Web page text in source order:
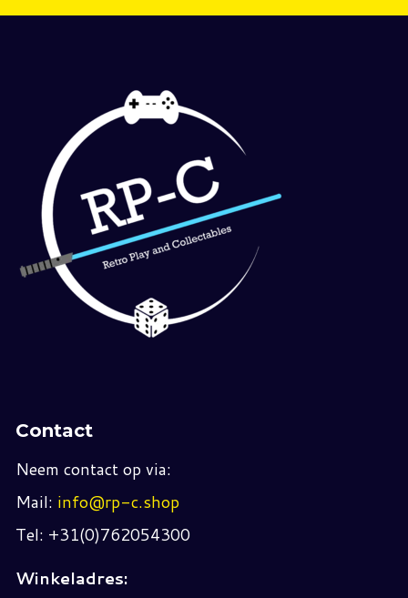
Contact
Neem contact op via:
Mail: info@rp-c.shop
Tel: +31(0)762054300
Winkeladres: